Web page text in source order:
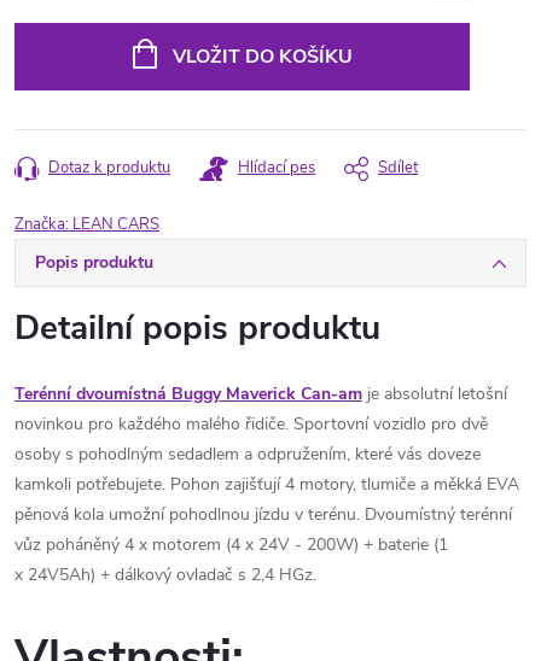
VLOŽIT DO KOŠÍKU
Dotaz k produktu Hlídací pes Sdílet
Značka: LEAN CARS
Popis produktu
Detailní popis produktu
Terénní dvoumístná Buggy Maverick Can-am je absolutní letošní
novinkou pro každého malého řidiče. Sportovní vozidlo pro dvě
osoby s pohodlným sedadlem a odpružením, které vás doveze
kamkoli potřebujete. Pohon zajišťují 4 motory, tlumiče a měkká EVA
pěnová kola umožní pohodlnou jízdu v terénu. Dvoumístný terénní
vůz poháněný 4 x motorem (4 x 24V - 200W) + baterie (1
x 24V5Ah) + dálkový ovladač s 2,4 HGz.